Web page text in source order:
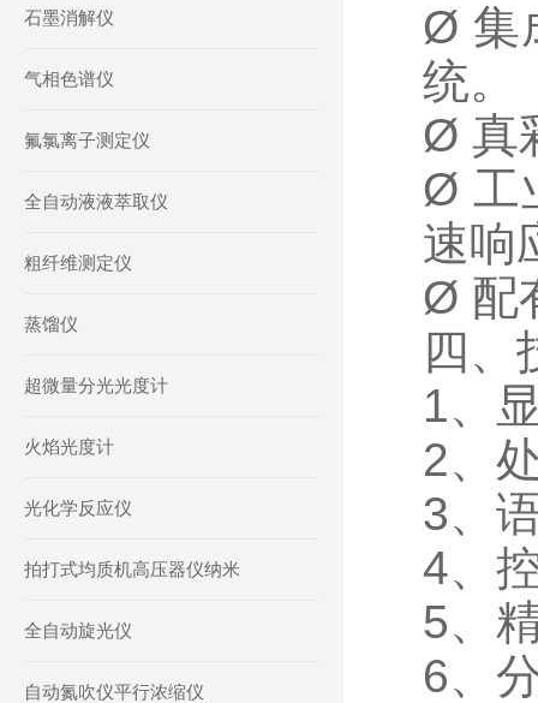
Ø 集
统。
Ø 真
Ø 工
速响
Ø 配
四、
1、
2、
3、
4、
5、
6、
石墨消解仪
气相色谱仪
氟氯离子测定仪
全自动液液萃取仪
粗纤维测定仪
蒸馏仪
超微量分光光度计
火焰光度计
光化学反应仪
拍打式均质机高压器仪纳米
全自动旋光仪
自动氮吹仪平行浓缩仪